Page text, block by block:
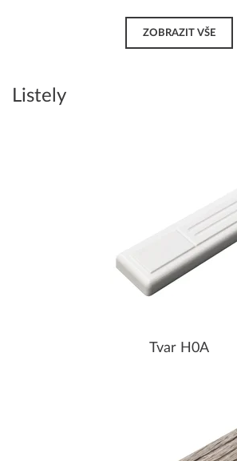
ZOBRAZIT VŠE
Listely
Tvar H0A